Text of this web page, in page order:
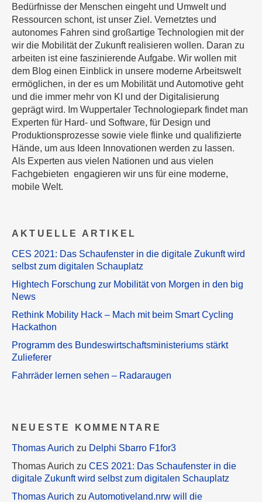
Bedürfnisse der Menschen eingeht und Umwelt und
Ressourcen schont, ist unser Ziel. Vernetztes und
autonomes Fahren sind großartige Technologien mit der
wir die Mobilität der Zukunft realisieren wollen. Daran zu
arbeiten ist eine faszinierende Aufgabe. Wir wollen mit
dem Blog einen Einblick in unsere moderne Arbeitswelt
ermöglichen, in der es um Mobilität und Automotive geht
und die immer mehr von KI und der Digitalisierung
geprägt wird. Im Wuppertaler Technologiepark findet man
Experten für Hard- und Software, für Design und
Produktionsprozesse sowie viele flinke und qualifizierte
Hände, um aus Ideen Innovationen werden zu lassen.
Als Experten aus vielen Nationen und aus vielen
Fachgebieten engagieren wir uns für eine moderne,
mobile Welt.
AKTUELLE ARTIKEL
CES 2021: Das Schaufenster in die digitale Zukunft wird
selbst zum digitalen Schauplatz
Hightech Forschung zur Mobilität von Morgen in den big
News
Rethink Mobility Hack – Mach mit beim Smart Cycling
Hackathon
Programm des Bundeswirtschaftsministeriums stärkt
Zulieferer
Fahrräder lernen sehen – Radaraugen
NEUESTE KOMMENTARE
Thomas Aurich zu Delphi Sbarro F1for3
Thomas Aurich zu CES 2021: Das Schaufenster in die
digitale Zukunft wird selbst zum digitalen Schauplatz
Thomas Aurich zu Automotiveland.nrw will die